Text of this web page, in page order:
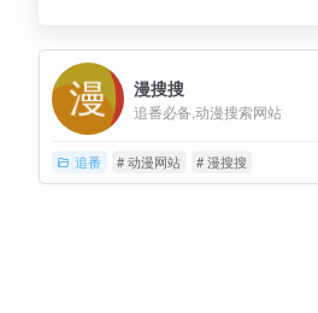
漫搜搜
追番必备,动漫搜索网站
追番 # 动漫网站 # 漫搜搜